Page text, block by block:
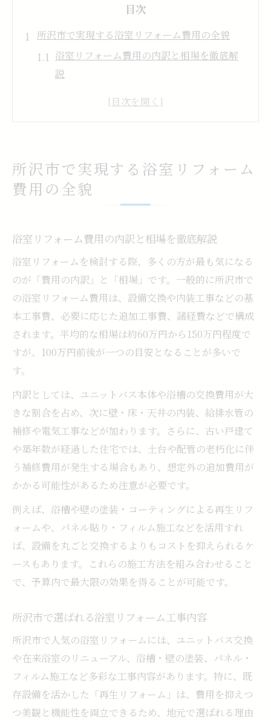
目次
所沢市で実現する浴室リフォーム費用の全貌
浴室リフォーム費用の内訳と相場を徹底解
説
所沢市で選ばれる浴室リフォーム工事内容
浴室リフォームが100万円で叶う範囲を解説
浴室リフォーム100万円でできる工事内容
100万円以内で選べる浴室リフォーム例
リフォーム所沢でコスパ重視の選択肢
浴室リフォーム費用の抑え方と注意点
築年数が古い家の浴室改修ポイントとは
築年数が古い浴室リフォームの注意点
古い戸建の浴室リフォーム費用の実際
土台や配管老朽化に強い浴室リフォーム
所沢 戸 建で選ぶ安心のリフォーム方法
浴室リフォーム費用を抑える賢い方法
所沢周辺で選べるリフォーム業者の比較
相見積もりで浴室リフォーム費用を最適化
リフォーム所沢で得する補助金や制度活用
浴室リフォームの費用交渉ポイント解説
配管や土台補修を伴う浴室リフォームの注意点
浴室リフォームで配管補修が必要な理由
土台補修を含む浴室リフォームのポイント
ム
築年数が古い家の配管交換リスクと対策
浴室リフォーム費用に影響する工事内容
安心して任せたい最新浴室リフォーム事例紹介
浴室リフォームで叶えた快適な暮らし事例
所沢市で実現する浴室リフォーム
費用の全貌
浴室リフォーム費用の内訳と相場を徹底解説
浴室リフォームを検討する際、多くの方が最も気になる
のが「費用の内訳」と「相場」です。一般的に所沢市で
の浴室リフォーム費用は、設備交換や内装工事などの基
本工事費、必要に応じた追加工事費、諸経費などで構成
されます。平均的な相場は約60万円から150万円程度で
すが、100万円前後が一つの目安となることが多いで
す。
内訳としては、ユニットバス本体や浴槽の交換費用が大
きな割合を占め、次に壁・床・天井の内装、給排水管の
補修や電気工事などが加わります。さらに、古い戸建て
や築年数が経過した住宅では、土台や配管の老朽化に伴
う補修費用が発生する場合もあり、想定外の追加費用が
かかる可能性があるため注意が必要です。
例えば、浴槽や壁の塗装・コーティングによる再生リフ
ォームや、パネル貼り・フィルム施工などを活用すれ
ば、設備を丸ごと交換するよりもコストを抑えられるケ
ースもあります。これらの施工方法を組み合わせること
で、予算内で最大限の効果を得ることが可能です。
所沢市で選ばれる浴室リフォーム工事内容
所沢市で人気の浴室リフォームには、ユニットバス交換
や在来浴室のリニューアル、浴槽・壁の塗装、パネル・
フィルム施工など多彩な工事内容があります。特に、既
存設備を活かした「再生リフォーム」は、費用を抑えつ
つ美観と機能性を両立できるため、地元で選ばれる理由